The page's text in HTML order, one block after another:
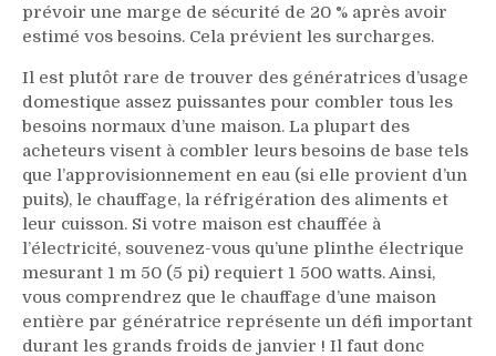
prévoir une marge de sécurité de 20 % après avoir
estimé vos besoins. Cela prévient les surcharges.
Il est plutôt rare de trouver des génératrices d’usage
domestique assez puissantes pour combler tous les
besoins normaux d’une maison. La plupart des
acheteurs visent à combler leurs besoins de base tels
que l’approvisionnement en eau (si elle provient d’un
puits), le chauffage, la réfrigération des aliments et
leur cuisson. Si votre maison est chauffée à
l’électricité, souvenez-vous qu’une plinthe électrique
mesurant 1 m 50 (5 pi) requiert 1 500 watts. Ainsi,
vous comprendrez que le chauffage d’une maison
entière par génératrice représente un défi important
durant les grands froids de janvier ! Il faut donc